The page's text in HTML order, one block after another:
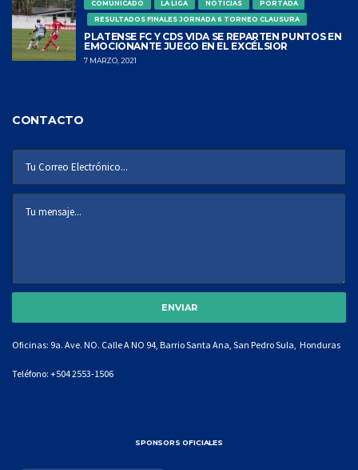
COMUNICADO LA LIGA NOTICIAS
PORTADA
RESULTADOS FINALES JORNADA 6 TORNEO CLAUSURA
PLATENSE FC Y CDS VIDA SE REPARTEN PUNTOS EN
EMOCIONANTE JUEGO EN EL EXCÉLSIOR
7 MARZO, 2021
CONTACTO
Oficinas: 9a. Ave. NO. Calle A NO 94, Barrio Santa Ana, San Pedro Sula, Honduras
Teléfono: +504 2553-1506
SPONSORS OFICIALES